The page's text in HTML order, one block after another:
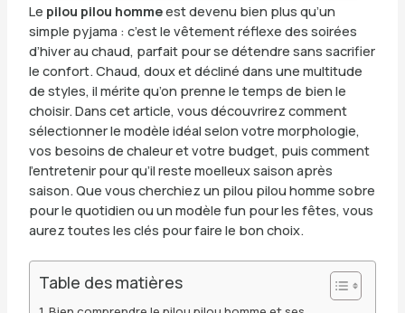
Le pilou pilou hommeest devenu bien plus qu’un
simple pyjama : c’est le vêtement réflexe des soirées
d’hiver au chaud, parfait pour se détendre sans sacrifier
le confort. Chaud, doux et décliné dans une multitude
de styles, il mérite qu’on prenne le temps de bien le
choisir. Dans cet article, vous découvrirez comment
sélectionner le modèle idéal selon votre morphologie,
vos besoins de chaleur et votre budget, puis comment
l’entretenir pour qu’il reste moelleux saison après
saison. Que vous cherchiez un pilou pilou homme sobre
pour le quotidien ou un modèle fun pour les fêtes, vous
aurez toutes les clés pour faire le bon choix.
Table des matières